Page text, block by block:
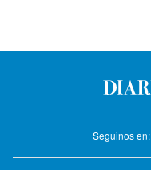
Seguinos en: